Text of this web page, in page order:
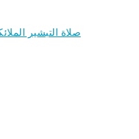
صلاة التبشير